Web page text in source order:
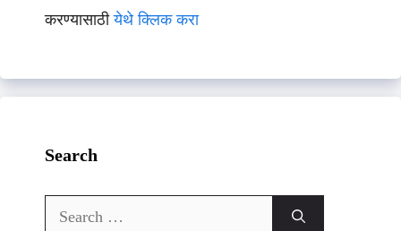
करण्यासाठीयेथे क्लिक करा
Search
Search